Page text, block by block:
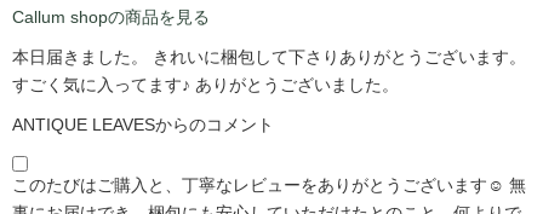
Callum shopの商品を見る
本日届きました。 きれいに梱包して下さりありがとうございます。
すごく気に入ってます♪ ありがとうございました。
ANTIQUE LEAVESからのコメント
このたびはご購入と、丁寧なレビューをありがとうございます☺️ 無